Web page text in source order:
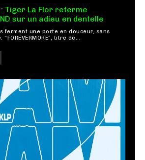
: Tiger La Flor referme
sur un adieu en dentelle
ferment une porte en douceur, sans
titre de...